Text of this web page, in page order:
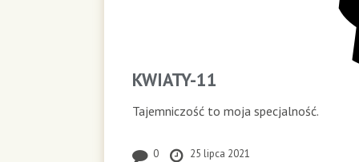
KWIATY-11
Tajemniczość to moja specjalność.
0 25 lipca 2021